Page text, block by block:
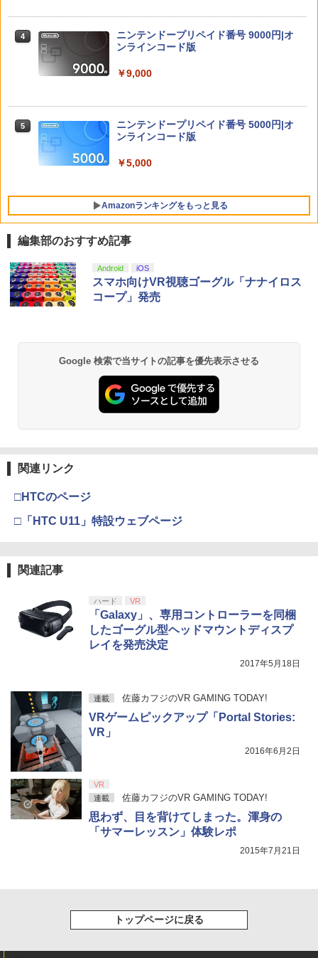
クセサリーポーチ
￥2,653
大容量 Switch2/Switch通常モデル/Swit
ch lite/Switch 有機ELモテルに対応 収納
バッグ 防水 防塵 耐衝撃 持ち運び便利 ポ
ーチ スタンド/コントローラー/カード/ド
5
プレイステーション5ソフト／アクショ
ン・ゲーム
がんばれゴエモン大集合！ PS5版
￥4,890
特典】逃げ上手の若君 7 (完全生産限定
版)【Blu-ray】(描き下ろしイラスト(時
ーホルダー+和紙風ステッカーシート) [
￥7,150
【楽天ブックス限定全巻購入特典】逃げ
A3タペストリー+アクリルキーホルダー)
[ 松井優征 ]
￥7,150
4
ニンテンドープリペイド番号 9000円|オ
ンラインコード版
￥9,000
5
ニンテンドープリペイド番号 5000円|オ
ンラインコード版
￥5,000
Amazonランキングをもっと見る
1
PlayStation 5 デジタル・エディション
日本語専用 Console Language: Japan
ese only (CFI-2200B01)
プロダクトコード 封入
3
￥10,737
【純正品】DualSense ワイヤレスコン
￥10,737
1
【純正品】Xbox ワイヤレス コントロー
ラー + USB-C® ケーブル
【純正品】Xbox ワイヤレス コントロー
￥7,681
【国内正規品】Thrustmaster スラスト
マスター TH8S シフター - PC、PS4、P
S5、PS5 Pro、Xbox One、Xbox Serie
￥14,141
1
劇場版「鬼滅の刃」無限城編 第一章 猗
窩座再来 通常版 [Blu-ray]
劇場版「鬼滅の刃」無限城編 第一章 猗
窩座再来 通常版 [DVD]
￥3,523
3
カー特典:【坤と離】二振りの剣、十翼よ
り来たる！スタジオ描き下ろしイラスト
4
劇場版「鬼滅の刃」無限城編 第一章 猗
窩座再来 完全生産限定版 [Blu-ray]
5
『映画 ラブライブ！蓮ノ空女学院スクー
編集部のおすすめ記事
Android iOS
スマホ向けVR視聴ゴーグル「ナナイロス
コープ」発売
Google 検索で当サイトの記事を優先表示させる
関連リンク
□HTCのページ
□「HTC U11」特設ウェブページ
関連記事
ハード VR
「Galaxy」、専用コントローラーを同梱
したゴーグル型ヘッドマウントディスプ
レイを発売決定
2017年5月18日
連載 佐藤カフジのVR GAMING TODAY!
VRゲームピックアップ「Portal Stories:
VR」
2016年6月2日
VR
連載
佐藤カフジのVR GAMING TODAY!
思わず、目を背けてしまった。渾身の
「サマーレッスン」体験レポ
2015年7月21日
トップページに戻る